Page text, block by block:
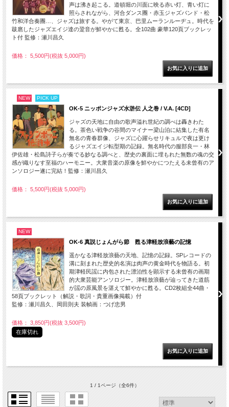
声は沸き起こる。道頓堀の川面に映る赤い灯、青い灯に
照らされながら、河合ダンス團・赤玉ジャズバンド・松
竹和洋合奏團…、ジャズは旅する。やがて東京、巴里ムーランルーヂュ。時代を
跋扈したジャズエイジ達の跫音が鮮やかに甦る。全102曲 豪華120頁ブックレッ
ト付 監修：瀬川昌久
価格： 5,500円(税抜 5,000円)
NEW PICK UP
OK-5 ニッポンジャズ水滸伝 人之巻 / V.A. [4CD]
ジャズの天地に自由の歌声溢れ世紀の調べは轟きわた
る。茶色い戦争の谷間のマイナー梁山泊に結集した有名
無名の青春群像、ジャズに心躍らせリキュルで夜は更け
るジャズエイジ転型期の記録。無名時代の服部良一・林
伊佐雄・松島詩子らが奏でる妙なる調べと、歴史の裏面に埋もれた無数の魂の交
感が織りなす至福のハーモニー。大衆音楽の原像を鮮やかにつたえる未曾有のア
ンソロジー遂に完結！監修：瀬川昌久
価格： 5,500円(税抜 5,000円)
NEW
OK-6 真説じょんがら節 甦る津軽放浪藝の記憶
遥かなる津軽放浪藝の天地、記憶の記録。SPレコードの
溝に刻まれた歴史的名演は肉声の黄金時代を物語る。初
期津軽民謡に内包された漂泊性を顕示する未曾有の画期
的大衆芸能アンソロジー。津軽放浪藝が辿ってきた道筋
が謡の原風景を湛えて鮮やかに甦る。CD2枚組全44曲・
58頁ブックレット（解説・歌詞・貴重画像掲載）付
監修：瀬川昌久、岡田則夫 装幀画：つげ忠男
価格： 3,850円(税抜 3,500円)
在庫切れ
1 / 1ページ（全6件）